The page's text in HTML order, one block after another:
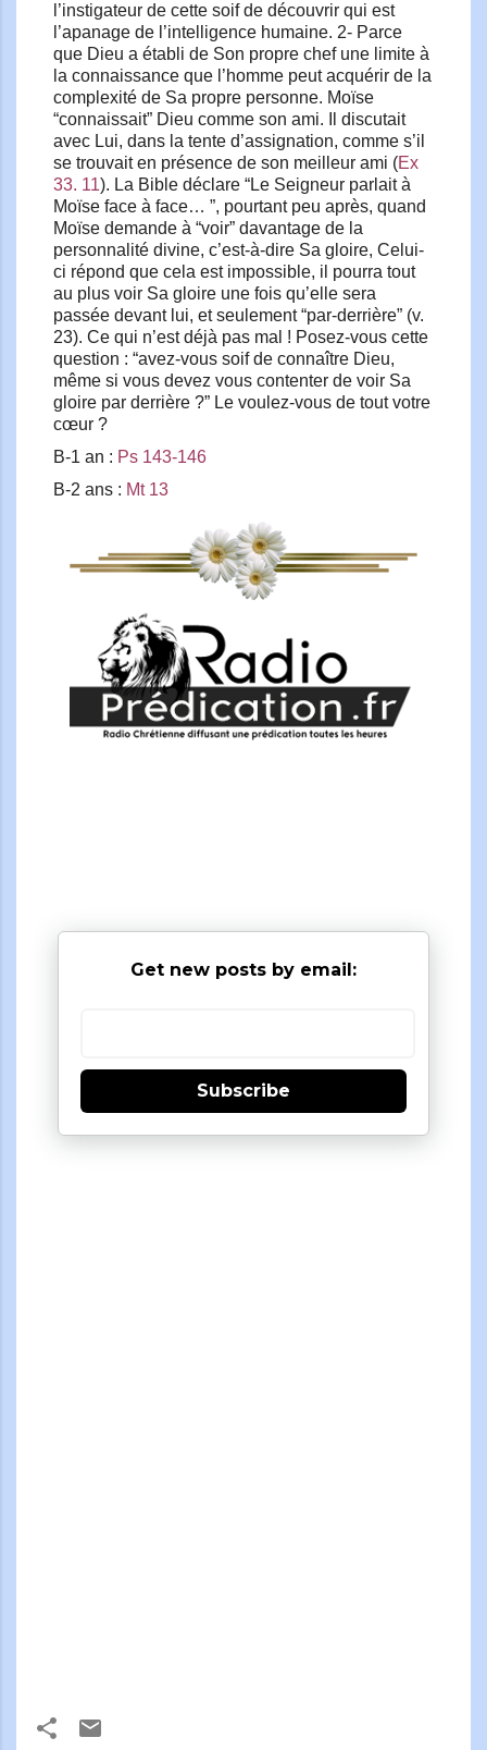
l’instigateur de cette soif de découvrir qui est
l’apanage de l’intelligence humaine. 2- Parce
que Dieu a établi de Son propre chef une limite à
la connaissance que l’homme peut acquérir de la
complexité de Sa propre personne. Moïse
“connaissait” Dieu comme son ami. Il discutait
avec Lui, dans la tente d’assignation, comme s’il
se trouvait en présence de son meilleur ami (Ex
33. 11). La Bible déclare “Le Seigneur parlait à
Moïse face à face… ”, pourtant peu après, quand
Moïse demande à “voir” davantage de la
personnalité divine, c’est-à-dire Sa gloire, Celui-
ci répond que cela est impossible, il pourra tout
au plus voir Sa gloire une fois qu’elle sera
passée devant lui, et seulement “par-derrière” (v.
23). Ce qui n’est déjà pas mal ! Posez-vous cette
question : “avez-vous soif de connaître Dieu,
même si vous devez vous contenter de voir Sa
gloire par derrière ?” Le voulez-vous de tout votre
cœur ?
B-1 an : Ps 143-146
B-2 ans : Mt 13
Get new posts by email:
Subscribe